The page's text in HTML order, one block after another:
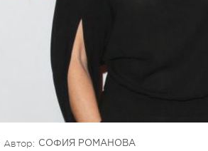
Автор: СОФИЯ РОМАНОВА